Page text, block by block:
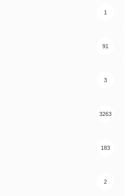
1
91
3
3263
183
2